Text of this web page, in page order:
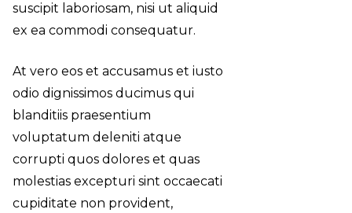
suscipit laboriosam, nisi ut aliquid
ex ea commodi consequatur.
At vero eos et accusamus et iusto
odio dignissimos ducimus qui
blanditiis praesentium
voluptatum deleniti atque
corrupti quos dolores et quas
molestias excepturi sint occaecati
cupiditate non provident,